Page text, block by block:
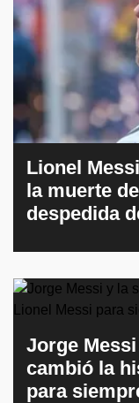
Lionel
la muerte
despedida
Jorge
cambió la
para